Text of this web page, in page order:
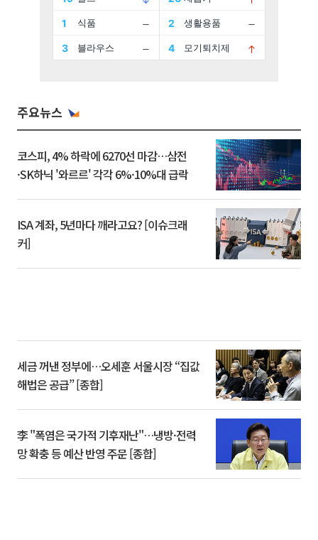
주요뉴스
코스피, 4% 하락에 6270선 마감…삼전
·SK하닉 '와르르' 각각 6%·10%대 급락
ISA 계좌, 5년마다 깨라고요? [이슈크래
커]
세금 꺼낸 정부에…오세훈 서울시장 “집값
해법은 공급” [종합]
李 "폭염은 국가적 기후재난"…냉방·전력
망 확충 등 예산 반영 주문 [종합]